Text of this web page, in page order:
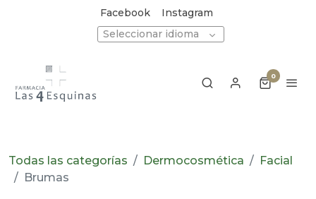
Facebook
Instagram
Seleccionar idioma
0
Todas las categorías Dermocosmética
Facial
Brumas